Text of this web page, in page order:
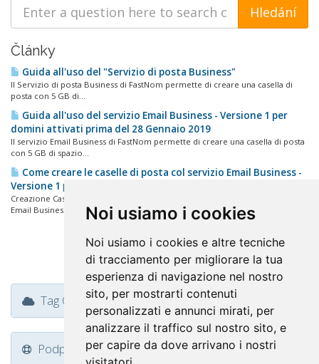
Noi usiamo i cookies
Noi usiamo i cookies e altre tecniche
di tracciamento per migliorare la tua
esperienza di navigazione nel nostro
sito, per mostrarti contenuti
personalizzati e annunci mirati, per
analizzare il traffico sul nostro sito, e
per capire da dove arrivano i nostri
Články
Guida all'uso del "Servizio di posta Business"
Il Servizio di posta Business di FastNom permette di creare una casella di
posta con 5 GB di...
Guida all'uso del servizio Email Business - Versione 1 per
domini attivati prima del 28 Gennaio 2019
Il servizio Email Business di FastNom permette di creare una casella di posta
con 5 GB di spazio...
Come creare le caselle di posta col servizio Email Business -
Versione 1 per domini attivati prima del 28 Gennaio 2019
Creazione Caselle di Posta Per creare le tue caselle di posta col servizio
Email Business,...
Tag Cloud
Podpora